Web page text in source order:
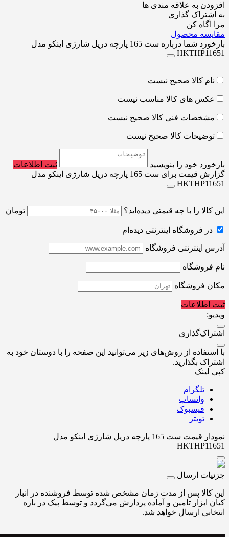
افزودن به علاقه مندی ها
به اشتراک گذاری
مرا اگاه کن
مقایسه محصول
بازخورد شما درباره ست 165 پارچه دریل شارژی اینکو مدل
HKTHP11651
نام کالا صحیح نیست
عکس های کالا مناسب نیست
مشخصات فنی کالا صحیح نیست
توضیحات کالا صحیح نیست
بازخورد خود را بنویسید
ثبت اطلاعات
گزارش قیمت برای ست 165 پارچه دریل شارژی اینکو مدل
HKTHP11651
این کالا را با چه قیمتی دیده‌اید؟ تومان
در فروشگاه اینترنتی دیده‌ام
آدرس اینترنتی فروشگاه
نام فروشگاه
مکان فروشگاه
ثبت اطلاعات
ویدیو:
اشتراک‌گذاری
با استفاده از روش‌های زیر می‌توانید این صفحه را با دوستان خود به
اشتراک بگذارید.
کپی لینک
تلگرام
واتساپ
فیسبوک
تویتر
نمودار قیمت
ست 165 پارچه دریل شارژی اینکو مدل
HKTHP11651
جزئیات ارسال
این کالا پس از مدت زمان مشخص شده توسط فروشنده در انبار
کیان ابزار تامین و آماده پردازش می‌گردد و توسط پیک در بازه
انتخابی ارسال خواهد شد.